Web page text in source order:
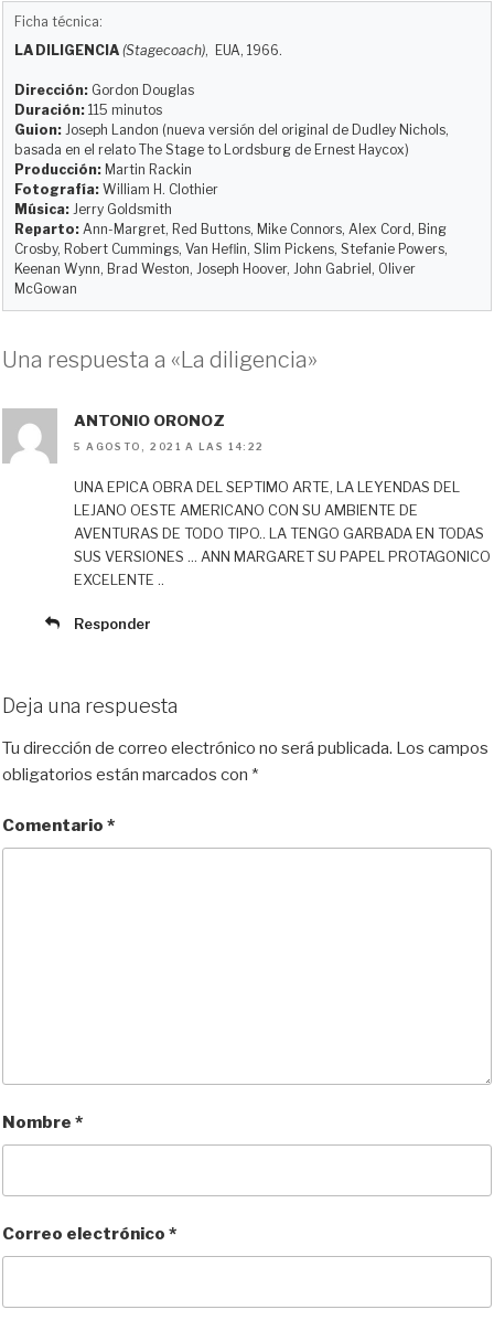
u
s
k
y
o
d
o
n
b
o
o
k
i
t
l
a
i
r
Ficha técnica:
LA DILIGENCIA (Stagecoach), EUA, 1966.
Dirección: Gordon Douglas
Duración: 115 minutos
Guion: Joseph Landon (nueva versión del original de Dudley Nichols,
basada en el relato The Stage to Lordsburg de Ernest Haycox)
Producción: Martin Rackin
Fotografía: William H. Clothier
Música: Jerry Goldsmith
Reparto: Ann-Margret, Red Buttons, Mike Connors, Alex Cord, Bing
Crosby, Robert Cummings, Van Heflin, Slim Pickens, Stefanie Powers,
Keenan Wynn, Brad Weston, Joseph Hoover, John Gabriel, Oliver
McGowan
Una respuesta a «La diligencia»
ANTONIO ORONOZ
5 AGOSTO, 2021 A LAS 14:22
UNA EPICA OBRA DEL SEPTIMO ARTE, LA LEYENDAS DEL
LEJANO OESTE AMERICANO CON SU AMBIENTE DE
AVENTURAS DE TODO TIPO.. LA TENGO GARBADA EN TODAS
SUS VERSIONES … ANN MARGARET SU PAPEL PROTAGONICO
EXCELENTE ..
Responder
Deja una respuesta
Tu dirección de correo electrónico no será publicada. Los campos
obligatorios están marcados con *
Comentario *
Nombre *
Correo electrónico *